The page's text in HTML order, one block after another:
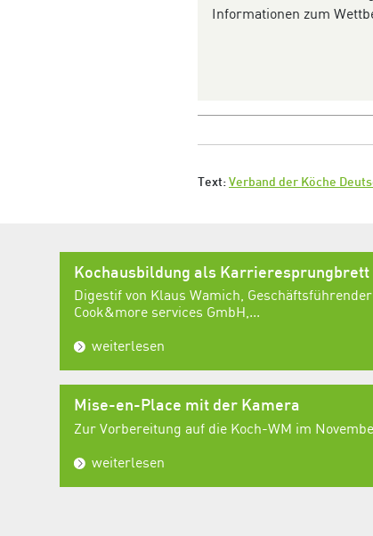
Informationen zum
Text: Verband der Köche
Kochausbildung als Karrieresprungbrett
Digestif von Klaus Wamich,
Cook&more services GmbH,...
weiterlesen
Mise-en-Place mit der Kamera
Zur Vorbereitung auf die Koch-WM im
weiterlesen